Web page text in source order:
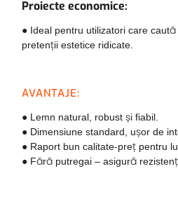
Proiecte economice:
● Ideal pentru utilizatori care
pretenții estetice ridicate.
AVANTAJE:
● Lemn natural, robust și fiabil.
● Dimensiune standard, ușor de
● Raport bun calitate-preț pentru
● Fără putregai – asigură